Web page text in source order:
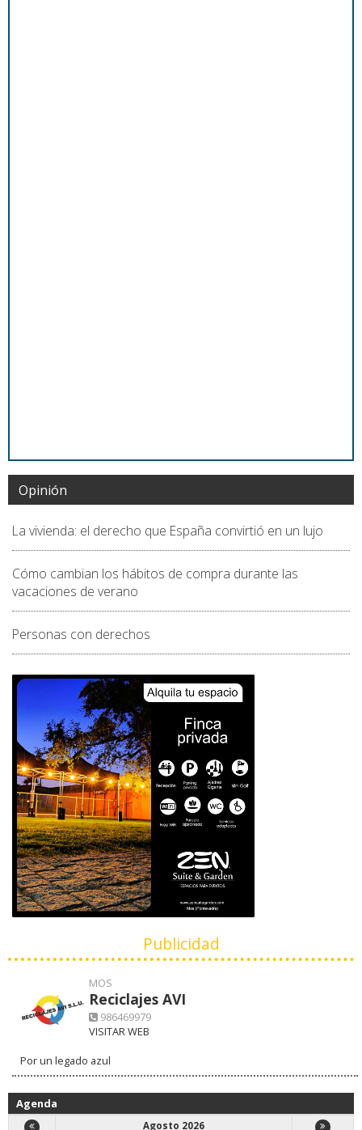
Opinión
La vivienda: el derecho que España convirtió en un lujo
Cómo cambian los hábitos de compra durante las
vacaciones de verano
Personas con derechos
Publicidad
MOS
Reciclajes AVI
986469979
VISITAR WEB
Por un legado azul
Agenda
Agosto 2026